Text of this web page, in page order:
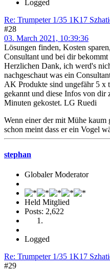
Logged
Re: Trumpeter 1/35 1K17
#28
03. March 2021, 10:39:36
Lösungen finden, Kosten
Consultant und bei dir bekommt
Herzlichen Dank, ich werd's
nachgeschaut was ein
AK Produkte sind ungefähr 5 x
gekannt und diese Infos von dir
Minuten gekostet. LG Ruedi
Wenn einer der mit Mühe kaum
schon meint dass er ein Vogel
stephan
Globaler Moderator
Held Mitglied
Posts: 2,622
Logged
Re: Trumpeter 1/35 1K17
#29